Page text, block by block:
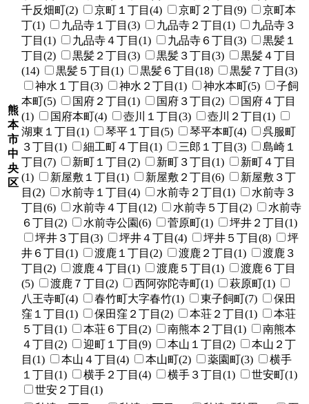
熊
本
市
中
央
区
千反畑町(2)
京町１丁目(4) 京町２丁目(9)
京町本
丁(1)
九品寺１丁目(3) 九品寺２丁目(1)
九品寺３
丁目(1)
九品寺４丁目(1) 九品寺６丁目(3)
黒髪１
丁目(2)
黒髪２丁目(3) 黒髪３丁目(3)
黒髪４丁目
(14)
黒髪５丁目(1) 黒髪６丁目(18)
黒髪７丁目(3)
神水１丁目(3)
神水２丁目(1) 神水本町(5)
子飼
本町(5)
国府２丁目(1) 国府３丁目(2)
国府４丁目
(1)
国府本町(4) 壺川１丁目(3)
壺川２丁目(1)
湖東１丁目(1)
琴平１丁目(5) 琴平本町(4)
呉服町
３丁目(1)
細工町４丁目(1) 三郎１丁目(3)
島崎１
丁目(7)
新町１丁目(2) 新町３丁目(1)
新町４丁目
(1)
新屋敷１丁目(1) 新屋敷２丁目(6)
新屋敷３丁
目(2)
水前寺１丁目(4) 水前寺２丁目(1)
水前寺３
丁目(6)
水前寺４丁目(12) 水前寺５丁目(2)
水前寺
６丁目(2)
水前寺公園(6) 菅原町(1)
坪井２丁目(1)
坪井３丁目(3)
坪井４丁目(4) 坪井５丁目(8)
坪
井６丁目(1)
渡鹿１丁目(2) 渡鹿２丁目(1)
渡鹿３
丁目(2)
渡鹿４丁目(1) 渡鹿５丁目(1)
渡鹿６丁目
(5)
渡鹿７丁目(2) 西阿弥陀寺町(1)
萩原町(1)
八王寺町(4)
春竹町大字春竹(1) 東子飼町(7)
保田
窪１丁目(1)
保田窪２丁目(2) 本荘２丁目(1)
本荘
５丁目(1)
本荘６丁目(2) 南熊本２丁目(1)
南熊本
４丁目(2)
迎町１丁目(9) 本山１丁目(2)
本山２丁
目(1)
本山４丁目(4) 本山町(2) 薬園町(3)
横手
１丁目(1)
横手２丁目(4) 横手３丁目(1)
世安町(1)
世安２丁目(1)